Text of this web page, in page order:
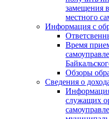
замещения
местного
Информация с
Время
Обзоры
Сведения о
служащих